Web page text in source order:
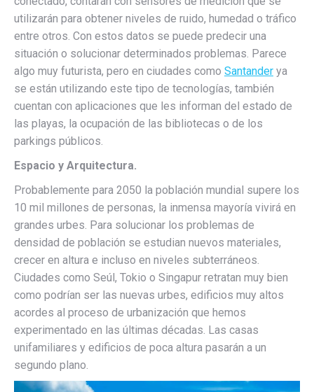
utilizarán para obtener niveles de ruido, humedad o tráfico
entre otros. Con estos datos se puede predecir una
situación o solucionar determinados problemas. Parece
algo muy futurista, pero en ciudades como Santander ya
se están utilizando este tipo de tecnologías, también
cuentan con aplicaciones que les informan del estado de
las playas, la ocupación de las bibliotecas o de los
parkings públicos.
Espacio y Arquitectura.
Probablemente para 2050 la población mundial supere los
10 mil millones de personas, la inmensa mayoría vivirá en
grandes urbes. Para solucionar los problemas de
densidad de población se estudian nuevos materiales,
crecer en altura e incluso en niveles subterráneos.
Ciudades como Seúl, Tokio o Singapur retratan muy bien
como podrían ser las nuevas urbes, edificios muy altos
acordes al proceso de urbanización que hemos
experimentado en las últimas décadas. Las casas
unifamiliares y edificios de poca altura pasarán a un
segundo plano.